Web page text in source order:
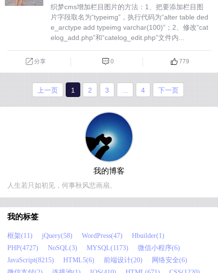
织梦cms增加栏目图片的方法：1、把要添加栏目图
片字段取名为“typeimg”，执行代码为“alter table ded
e_arctype add typeimg varchar(100)”；2、修改“cat
elog_add.php”和“catelog_edit.php”文件内...
分享 0 779
上一页 1 2 3 4 下一页
我的博客
人生若只如初见，何事秋风悲画扇。
我的标签
框架(11) jQuery(58) WordPress(47)
Hbuilder(1)
PHP(4727)
NoSQL(3) MYSQL(1173)
微信小程序(6)
JavaScript(8215)
HTML5(6) 前端设计(20)
网络安全(6)